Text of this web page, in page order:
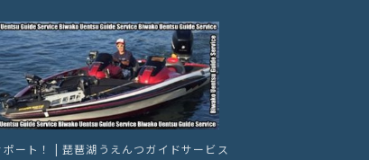
ート！ | 琵琶湖うえんつガイドサービス